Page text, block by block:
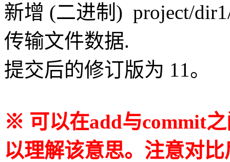
新增 (二进制) project/
传输文件数据.
提交后的修订版为 11。
※ 可以在add与commit
以理解该意思。注意对